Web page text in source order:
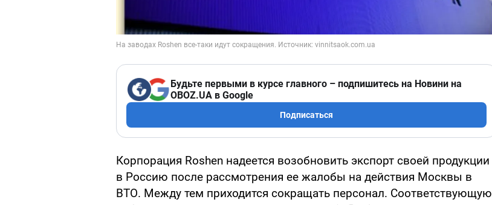
Будьте первыми в курсе главного – подпишитесь на Новини на
OBOZ.UA в Google
Подписаться
Корпорация Roshen надеется возобновить экспорт своей продукции
в Россию после рассмотрения ее жалобы на действия Москвы в
ВТО. Между тем приходится сокращать персонал. Соответствующую